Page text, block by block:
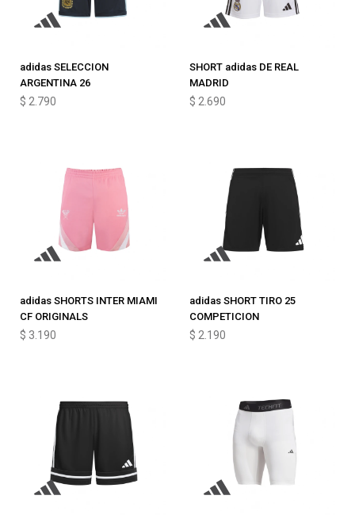
adidas SELECCION
ARGENTINA 26
$ 2.790
SHORT adidas DE REAL
MADRID
$ 2.690
adidas SHORTS INTER MIAMI
CF ORIGINALS
$ 3.190
adidas SHORT TIRO 25
COMPETICION
$ 2.190